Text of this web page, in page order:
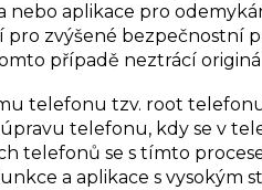
nebo aplikace pro
zvýšené bezpečnostní
případě neztrácí
telefonu tzv. root
telefonu, kdy se v
telefonů se s tímto
a aplikace s